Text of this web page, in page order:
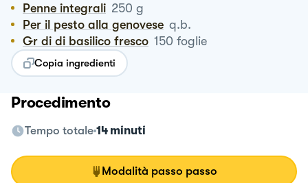
Penne integrali 250 g
Per il pesto alla genovese q.b.
Gr di di basilico fresco 150 foglie
Copia ingredienti
Procedimento
Tempo totale 14 minuti
Modalità passo passo